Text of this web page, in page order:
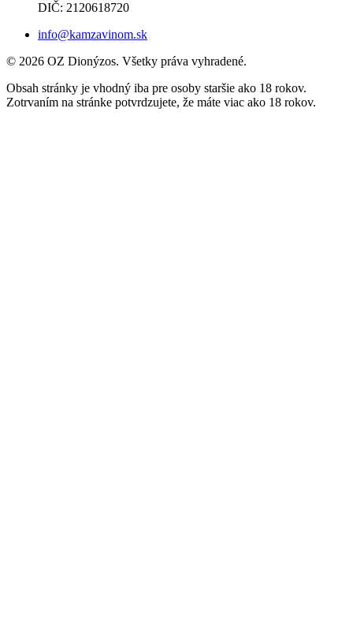
DIČ: 2120618720
info@kamzavinom.sk
© 2026 OZ Dionýzos. Všetky práva vyhradené.
Obsah stránky je vhodný iba pre osoby staršie ako 18 rokov.
Zotrvaním na stránke potvrdzujete, že máte viac ako 18 rokov.